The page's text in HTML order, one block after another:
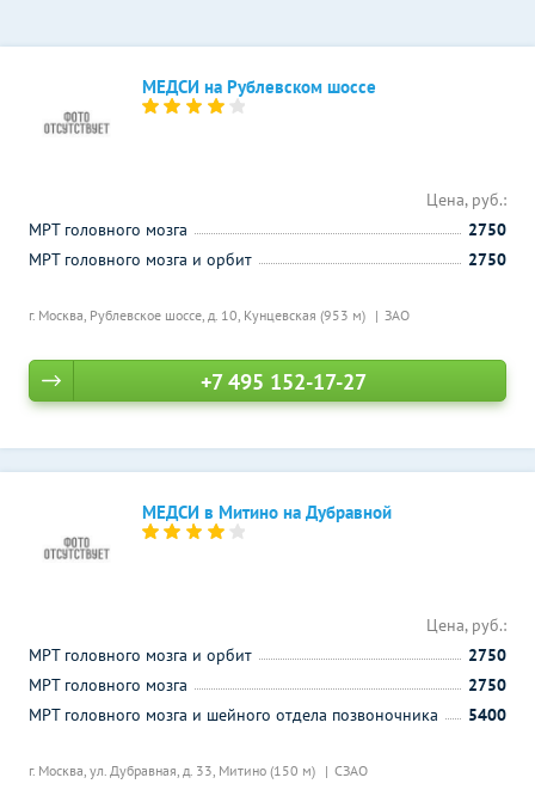
МЕДСИ на Рублевском шоссе
г. Москва, Рублевское шоссе, д. 10, Кунцевская (953 м) ЗАО
Цена, руб.:
МРТ головного мозга
2750
МРТ головного мозга и орбит
2750
+7 495 152-17-27
МЕДСИ в Митино на Дубравной
г. Москва, ул. Дубравная, д. 33, Митино (150 м) СЗАО
Цена, руб.:
МРТ головного мозга и орбит
2750
МРТ головного мозга
2750
МРТ головного мозга и шейного отдела позвоночника
5400